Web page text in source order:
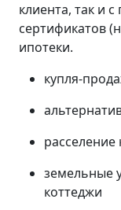
клиента, так и
сертификатов
ипотеки.
купля-
земельные
коттеджи